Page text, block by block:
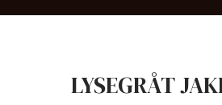
LYSEGRÅT